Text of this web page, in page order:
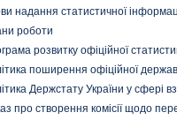
надання статистичної
роботи
розвитку офіційної
поширення офіційної
Держстату України у сфері
про створення комісії щодо